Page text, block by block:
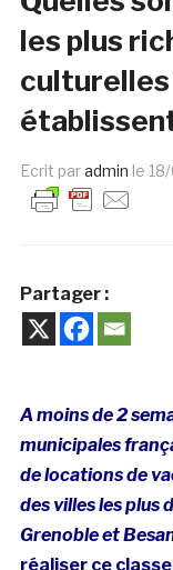
les plus
culturelles
Ecrit paradmin le
Partager :
A moins de 2
municipales
de locations de
des villes les plus
Grenoble et
réaliser ce